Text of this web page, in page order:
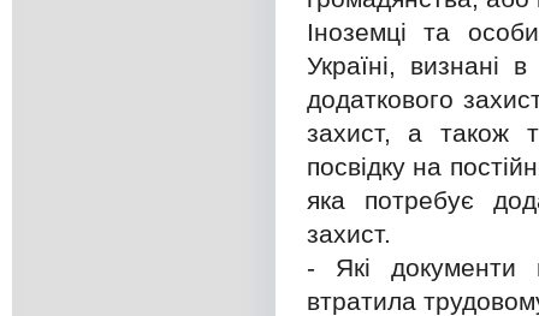
Іноземці та
Україні, визнані
додаткового
захист, а також
посвідку на
яка потребує
захист.
- Які документи
втратила